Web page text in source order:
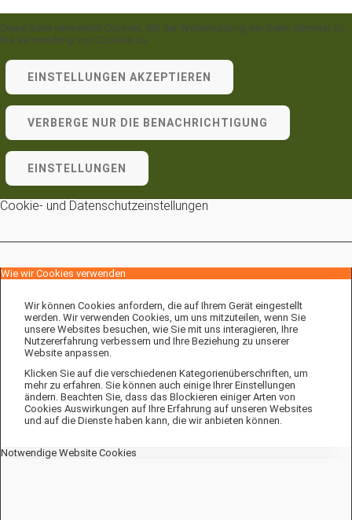
Diese Seite verwendet Cookies. Mit der Weiternutzung der Seite, stimmst du
die Verwendung von Cookies zu.
EINSTELLUNGEN AKZEPTIEREN
VERBERGE NUR DIE BENACHRICHTIGUNG
EINSTELLUNGEN
Cookie- und Datenschutzeinstellungen
Wie wir Cookies verwenden
Wir können Cookies anfordern, die auf Ihrem Gerät eingestellt
werden. Wir verwenden Cookies, um uns mitzuteilen, wenn Sie
unsere Websites besuchen, wie Sie mit uns interagieren, Ihre
Nutzererfahrung verbessern und Ihre Beziehung zu unserer
Website anpassen.
Klicken Sie auf die verschiedenen Kategorienüberschriften, um
mehr zu erfahren. Sie können auch einige Ihrer Einstellungen
ändern. Beachten Sie, dass das Blockieren einiger Arten von
Cookies Auswirkungen auf Ihre Erfahrung auf unseren Websites
und auf die Dienste haben kann, die wir anbieten können.
Notwendige Website Cookies